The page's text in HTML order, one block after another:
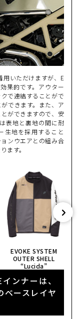
用いただけますが、E
果的です。アウター
で連結することがで
できます。また、ア
ができますので、安
表地と裏地の間に耐
生地を採用すること
ンウエアとの組み合
ます。
EVOKE SYSTEM
OUTER SHELL
“Lucida”
ンナーは、
ベースレイヤ